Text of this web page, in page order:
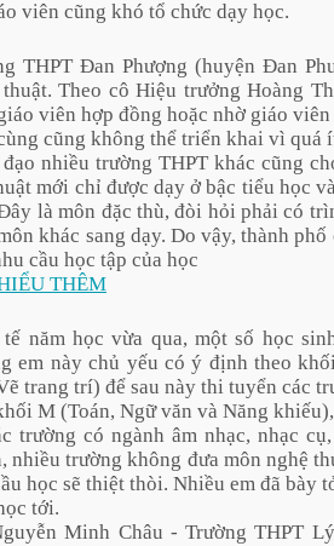
viên cũng khó tổ chức dạy học.
THPT Đan Phượng (huyện Đan
Theo cô Hiệu trưởng Hoàng
viên hợp đồng hoặc nhờ giáo
cũng không thể triển khai vì quá
nhiều trường THPT khác cũng
mới chỉ được dạy ở bậc tiểu học
là môn đặc thù, đòi hỏi phải có
khác sang dạy. Do vậy, thành
cầu học tập của học
THÊM
tế năm học vừa qua, một số học
em này chủ yếu có ý định theo
trang trí) để sau này thi tuyển các
M (Toán, Ngữ văn và Năng
trường có ngành âm nhạc, nhạc
nhiều trường không đưa môn nghệ
học sẽ thiệt thòi. Nhiều em đã bày
tới.
Minh Châu - Trường THPT